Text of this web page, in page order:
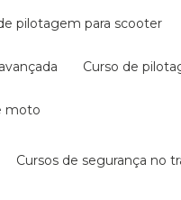
de pilotagem para scooter
curso de
moto
cursos de segurança no